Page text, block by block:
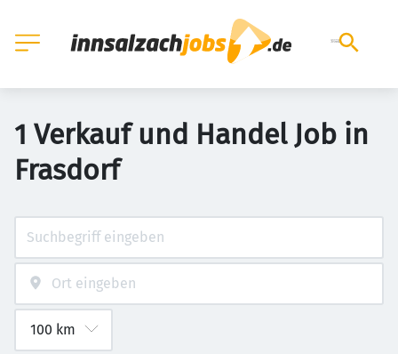
1 Verkauf und Handel Job in
Frasdorf